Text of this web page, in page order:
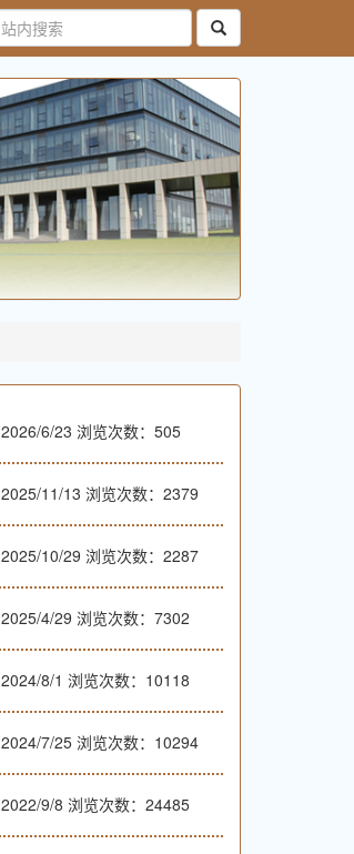
2026/6/23 浏览次数：505
2025/11/13 浏览次数：2379
2025/10/29 浏览次数：2287
2025/4/29 浏览次数：7302
2024/8/1 浏览次数：10118
2024/7/25 浏览次数：10294
2022/9/8 浏览次数：24485